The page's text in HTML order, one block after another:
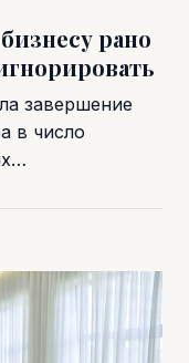
рано
завершение
в число